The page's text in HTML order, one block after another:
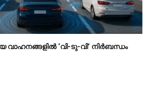
വാഹനങ്ങളിൽ ‘വി-ടു-വി’ നിർബന്ധം